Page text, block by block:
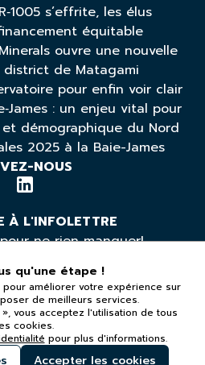
s’effrite, les élus
équitable
ouvre une nouvelle
district de Matagami
pour enfin voir clair
: un enjeu vital pour
et démographique du Nord
2025 à la Baie-James
NOUS
À L'INFOLETTRE
ne rien manquer!
désabonner à tout moment
LÉGAL
confidentialité
qu'une étape !
améliorer votre expérience sur
de meilleurs services.
vous acceptez l'utilisation de tous
cookies.
pour plus d'informations.
Accepter les cookies